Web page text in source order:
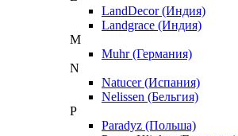
LandDecor (Индия)
Landgrace (Индия)
M
Muhr (Германия)
N
Natucer (Испания)
Nelissen (Бельгия)
P
Paradyz (Польша)